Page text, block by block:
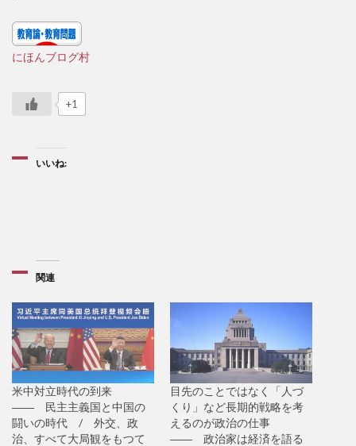
にほんブログ村
+1
いいね:
関連
米中対立時代の到来
―― 民主主義国と中国の
闘いの時代 / 外交、政
治、すべて大局観をもつて
目先のことではなく「人づ
くり」など長期的戦略を考
えるのが政治の仕事
―― 政治家は経済を語る